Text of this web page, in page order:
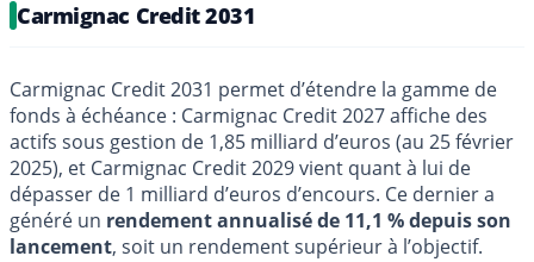
Carmignac Credit 2031
Carmignac Credit 2031 permet d’étendre la gamme de
fonds à échéance : Carmignac Credit 2027 affiche des
actifs sous gestion de 1,85 milliard d’euros (au 25 février
2025), et Carmignac Credit 2029 vient quant à lui de
dépasser de 1 milliard d’euros d’encours. Ce dernier a
généré un rendement annualisé de 11,1 % depuis son
lancement, soit un rendement supérieur à l’objectif.